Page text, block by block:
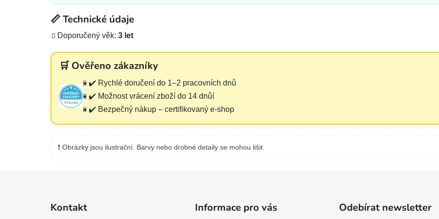
📏 Technické údaje
Doporučený věk: 3 let
🛒 Ověřeno zákazníky
✔️ Rychlé doručení do 1–2 pracovních dnů
✔️ Možnost vrácení zboží do 14 dnůí
✔️ Bezpečný nákup – certifikovaný e‑shop
❗ Obrázky jsou ilustrační. Barvy nebo drobné detaily se mohou lišit.
Kontakt Informace pro vás Odebírat newsletter